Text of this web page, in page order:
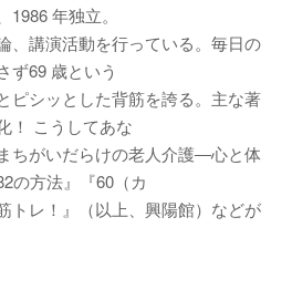
年独立。
、講演活動を行っている。毎日の
ず69 歳という
ピシッとした背筋を誇る。主な著
！ こうしてあな
ちがいだらけの老人介護―心と体
の方法』『60（カ
トレ！』（以上、興陽館）などが